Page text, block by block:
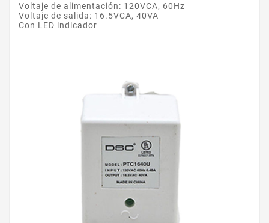
Voltaje de alimentación: 120VCA, 60Hz
Voltaje de salida: 16.5VCA, 40VA
Con LED indicador